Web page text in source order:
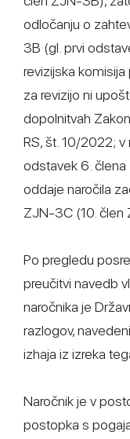
odločanju o
3B (gl. prvi
revizijska
za revizijo ni
dopolnitvah
RS, št. 10/2022;
odstavek 6.
oddaje naročila
ZJN-3C (10. člen
Po pregledu
preučitvi navedb
naročnika je
razlogov,
izhaja iz izreka
Naročnik je v
postopka s